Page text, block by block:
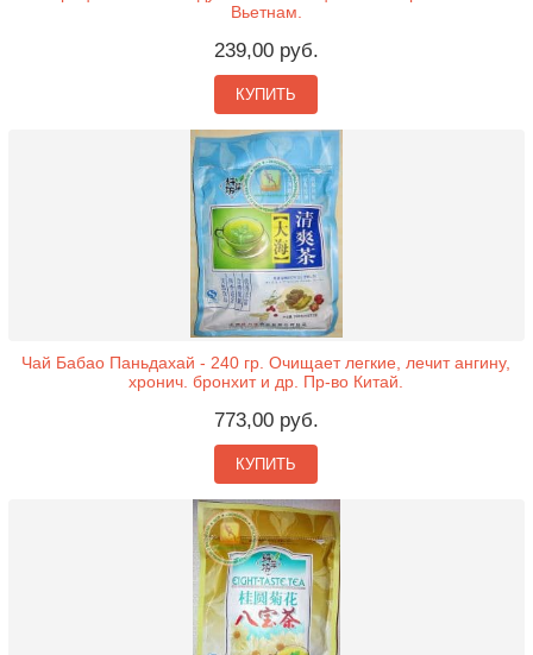
Вьетнам.
239,00 руб.
КУПИТЬ
Чай Бабао Паньдахай - 240 гр. Очищает легкие, лечит ангину,
хронич. бронхит и др. Пр-во Китай.
773,00 руб.
КУПИТЬ